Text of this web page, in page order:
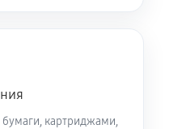
картриджами,